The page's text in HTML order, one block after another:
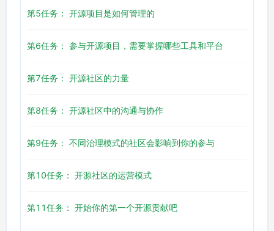
第5任务： 开源项目是如何管理的
第6任务： 参与开源项目，需要掌握哪些工具和平台
第7任务： 开源社区的力量
第8任务： 开源社区中的沟通与协作
第9任务： 不同治理模式的社区会影响到你的参与
第10任务： 开源社区的运营模式
第11任务： 开始你的第一个开源贡献吧